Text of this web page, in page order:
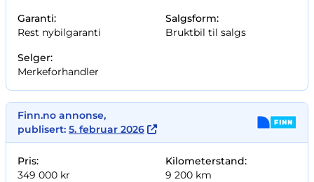
Garanti:
Rest nybilgaranti
Salgsform:
Bruktbil til salgs
Selger:
Merkeforhandler
Finn.no annonse,
publisert: 5. februar 2026
Pris:
349 000 kr
Kilometerstand:
9 200 km